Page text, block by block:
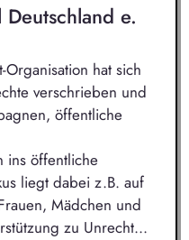
e.
hat sich
verschrieben und
öffentliche
ins öffentliche
liegt dabei z.B. auf
Mädchen und
zu Unrecht...